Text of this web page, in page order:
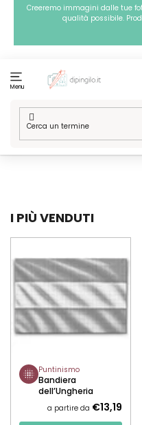
Passa
contenuto
Creeremo immagini dalle tue
qualità possibile.
Menu
Casa
Tecniche / Puntinismo
mondo / Europa / Ungheria
I PIÙ VENDUTI
Puntinismo
Bandiera
dell’Ungheria
a partire da €13,19